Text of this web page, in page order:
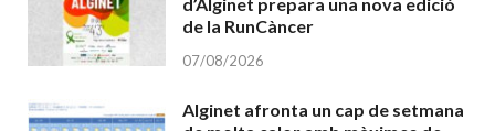
de la RunCàncer
07/08/2026
Alginet afronta un cap de setmana